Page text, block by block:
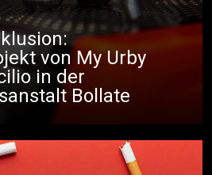
von My Urby
in der
Bollate